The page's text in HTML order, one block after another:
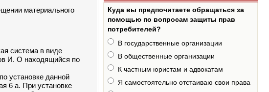
материального
система в виде
И. О находящийся по
установке данной
6 а. При установке
Куда вы предпочитаете обращаться за
помощью по вопросам защиты прав
потребителей?
В государственные организации
В общественные организации
К частным юристам и адвокатам
Я самостоятельно отстаиваю свои права